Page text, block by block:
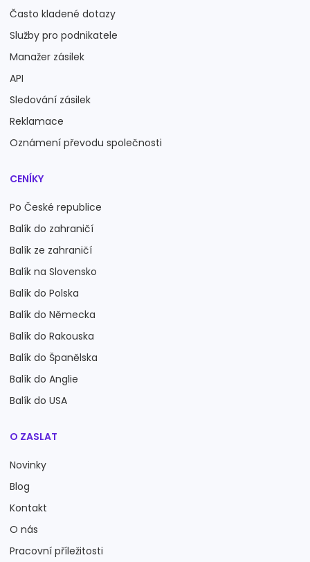
Často kladené dotazy
Služby pro podnikatele
Manažer zásilek
API
Sledování zásilek
Reklamace
Oznámení převodu společnosti
CENÍKY
Po České republice
Balík do zahraničí
Balík ze zahraničí
Balík na Slovensko
Balík do Polska
Balík do Německa
Balík do Rakouska
Balík do Španělska
Balík do Anglie
Balík do USA
O ZASLAT
Novinky
Blog
Kontakt
O nás
Pracovní příležitosti